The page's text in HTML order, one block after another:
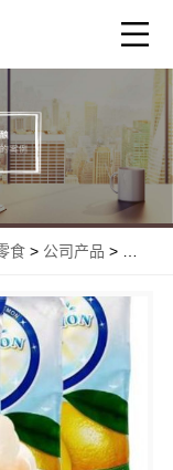
食> 公司产品 >